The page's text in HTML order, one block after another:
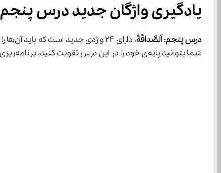
یادگیری واژگان جدید درس پنجم
درس پنجم: اَلصَّداقَةُ
شما بتوانید پایه‌ی خود را در این درس تقویت کنید، برنامه‌ریزی برای مرور پیوسته است.